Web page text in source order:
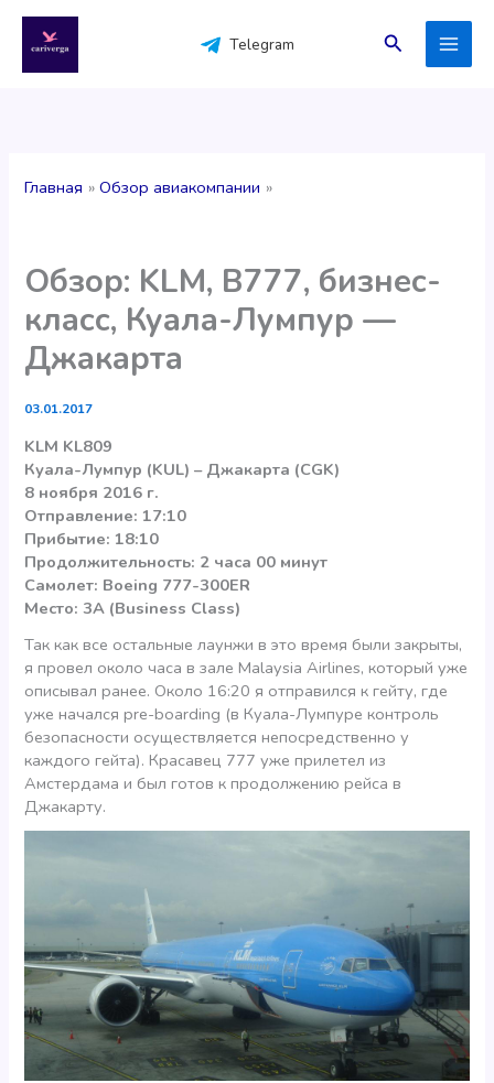
содержимому
Telegram Поиск
Главная Обзор авиакомпании
Обзор: KLM, B777, бизнес-
класс, Куала-Лумпур —
Джакарта
03.01.2017
KLM KL809
Куала-Лумпур (KUL) – Джакарта (CGK)
8 ноября 2016 г.
Отправление: 17:10
Прибытие: 18:10
Продолжительность: 2 часа 00 минут
Самолет: Boeing 777-300ER
Место: 3А (Business Class)
Так как все остальные лаунжи в это время были закрыты,
я провел около часа в зале Malaysia Airlines, который уже
описывал ранее. Около 16:20 я отправился к гейту, где
уже начался pre-boarding (в Куала-Лумпуре контроль
безопасности осуществляется непосредственно у
каждого гейта). Красавец 777 уже прилетел из
Амстердама и был готов к продолжению рейса в
Джакарту.